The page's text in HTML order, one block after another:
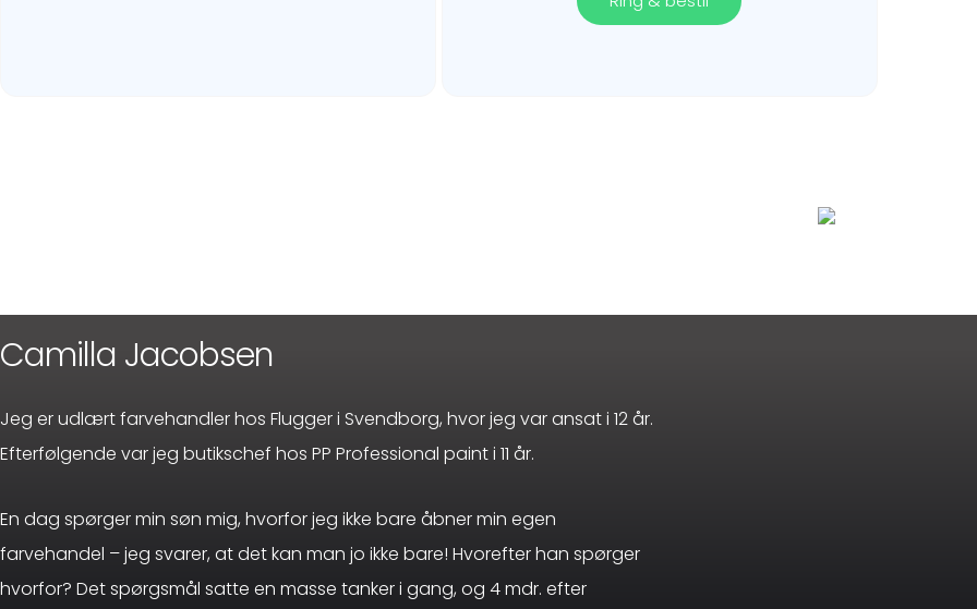
Camilla Jacobsen
Jeg er udlært farvehandler hos Flugger i Svendborg, hvor jeg var ansat i 12 år.
Efterfølgende var jeg butikschef hos PP Professional paint i 11 år.
En dag spørger min søn mig, hvorfor jeg ikke bare åbner min egen
farvehandel – jeg svarer, at det kan man jo ikke bare! Hvorefter han spørger
hvorfor? Det spørgsmål satte en masse tanker i gang, og 4 mdr. efter